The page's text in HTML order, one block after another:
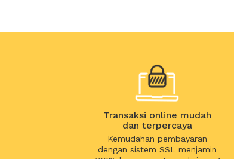
Transaksi online mudah
dan terpercaya
Kemudahan pembayaran
dengan sistem SSL menjamin